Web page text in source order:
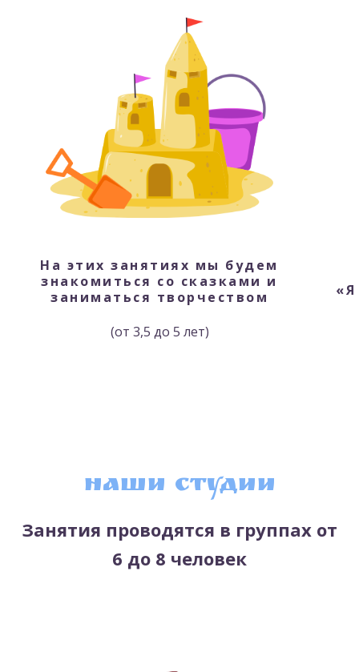
На этих занятиях мы будем
знакомиться со сказками и
заниматься творчеством
(от 3,5 до 5 лет)
Наши студии
Занятия проводятся в группах от
6 до 8 человек